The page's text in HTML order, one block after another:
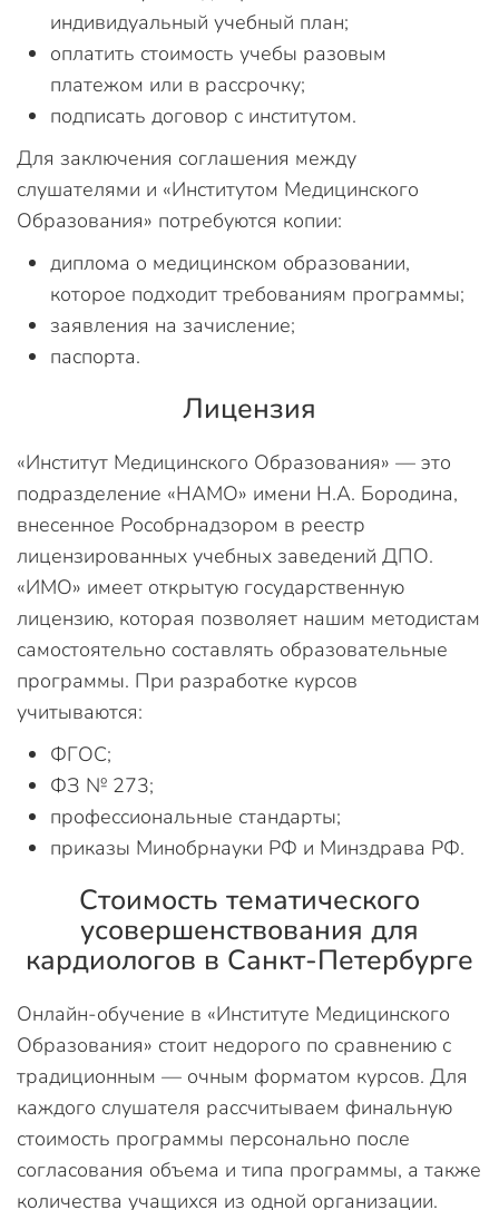
индивидуальный учебный план;
оплатить стоимость учебы разовым
платежом или в рассрочку;
подписать договор с институтом.
Для заключения соглашения между
слушателями и «Институтом Медицинского
Образования» потребуются копии:
диплома о медицинском образовании,
которое подходит требованиям программы;
заявления на зачисление;
паспорта.
Лицензия
«Институт Медицинского Образования» — это
подразделение «НАМО» имени Н.А. Бородина,
внесенное Рособрнадзором в реестр
лицензированных учебных заведений ДПО.
«ИМО» имеет открытую государственную
лицензию, которая позволяет нашим методистам
самостоятельно составлять образовательные
программы. При разработке курсов
учитываются:
ФГОС;
ФЗ № 273;
профессиональные стандарты;
приказы Минобрнауки РФ и Минздрава РФ.
Стоимость тематического
усовершенствования для
кардиологов в Санкт-Петербурге
Онлайн-обучение в «Институте Медицинского
Образования» стоит недорого по сравнению с
традиционным — очным форматом курсов. Для
каждого слушателя рассчитываем финальную
стоимость программы персонально после
согласования объема и типа программы, а также
количества учащихся из одной организации.